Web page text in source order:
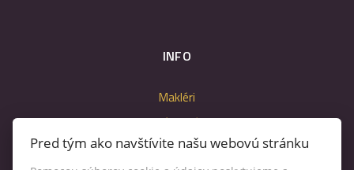
INFO
Makléri
Napíšte nám
Kontakt
Pred tým ako navštívite našu webovú stránku